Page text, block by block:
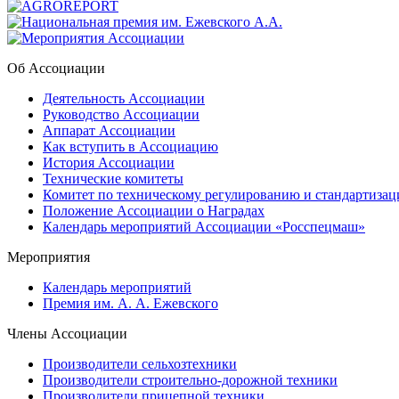
Об Ассоциации
Деятельность Ассоциации
Руководство Ассоциации
Аппарат Ассоциации
Как вступить в Ассоциацию
История Ассоциации
Технические комитеты
Комитет по техническому регулированию и
Положение Ассоциации о Наградах
Календарь мероприятий Ассоциации «Росспецмаш»
Мероприятия
Календарь мероприятий
Премия им. А. А. Ежевского
Члены Ассоциации
Производители сельхозтехники
Производители строительно-дорожной техники
Производители прицепной техники